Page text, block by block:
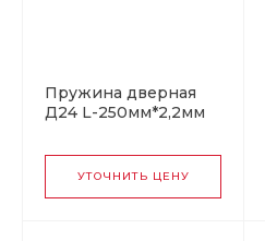
Пружина дверная
Д24 L-250мм*2,2мм
УТОЧНИТЬ ЦЕНУ